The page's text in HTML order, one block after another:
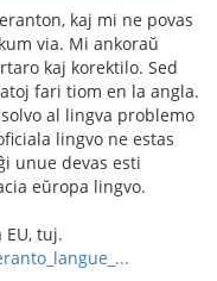
kaj mi ne povas
via. Mi ankoraŭ
kaj korektilo. Sed
fari tiom en la angla.
al lingva problemo
lingvo ne estas
unue devas esti
eŭropa lingvo.
tuj.